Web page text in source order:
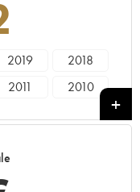
2019
2018
2011
2010